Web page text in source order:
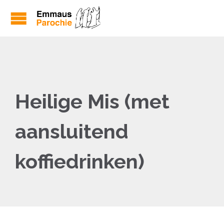
Heilige Mis (met
aansluitend
koffiedrinken)